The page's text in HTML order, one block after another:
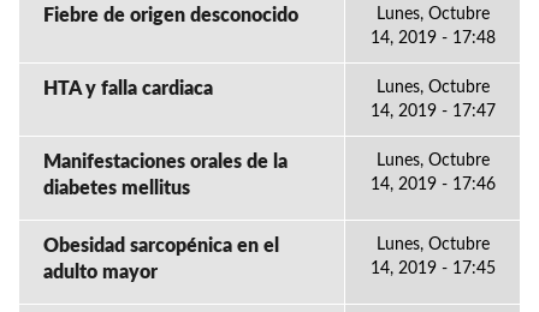
Fiebre de origen desconocido
Lunes, Octubre
14, 2019 - 17:48
HTA y falla cardiaca
Lunes, Octubre
14, 2019 - 17:47
Manifestaciones orales de la
diabetes mellitus
Lunes, Octubre
14, 2019 - 17:46
Obesidad sarcopénica en el
adulto mayor
Lunes, Octubre
14, 2019 - 17:45